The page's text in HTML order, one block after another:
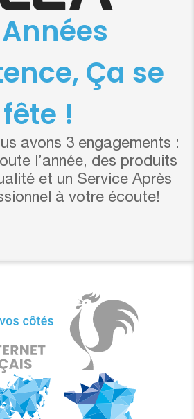
Années
Ça se
fête !
avons 3 engagements :
l’année, des produits
et un Service Après
à votre écoute!